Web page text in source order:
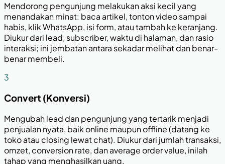
Mendorong pengunjung melakukan aksi kecil yang
menandakan minat: baca artikel, tonton video sampai
habis, klik WhatsApp, isi form, atau tambah ke keranjang.
Diukur dari lead, subscriber, waktu di halaman, dan rasio
interaksi; ini jembatan antara sekadar melihat dan benar-
benar membeli.
3
Convert (Konversi)
Mengubah lead dan pengunjung yang tertarik menjadi
penjualan nyata, baik online maupun offline (datang ke
toko atau closing lewat chat). Diukur dari jumlah transaksi,
omzet, conversion rate, dan average order value, inilah
tahap yang menghasilkan uang.